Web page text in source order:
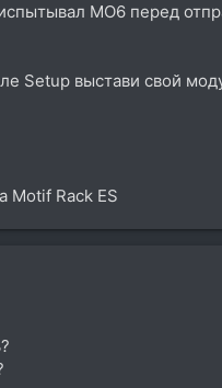
MO6 перед
Setup выстави свой
Motif Rack ES